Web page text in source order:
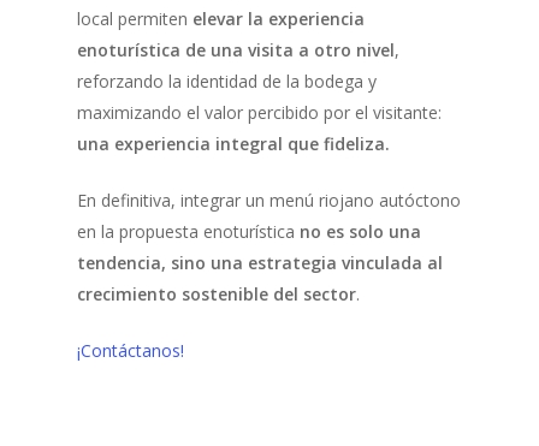
local permiten elevar la experiencia
enoturística de una visita a otro nivel,
reforzando la identidad de la bodega y
maximizando el valor percibido por el visitante:
una experiencia integral que fideliza.
En definitiva, integrar un menú riojano autóctono
en la propuesta enoturística no es solo una
tendencia, sino una estrategia vinculada al
crecimiento sostenible del sector.
¡Contáctanos!